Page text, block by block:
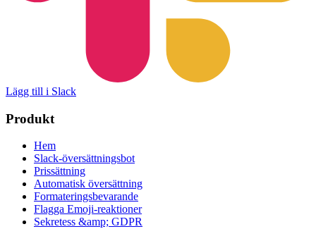
Lägg till i Slack
Produkt
Hem
Slack-översättningsbot
Prissättning
Automatisk översättning
Formateringsbevarande
Flagga Emoji-reaktioner
Sekretess &amp; GDPR